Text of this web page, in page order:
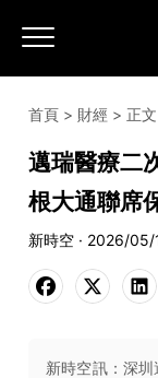
首頁 > 財經 > 正文
邁瑞醫療二
根大通聯席
新時空 · 2026/05/
新時空訊：深